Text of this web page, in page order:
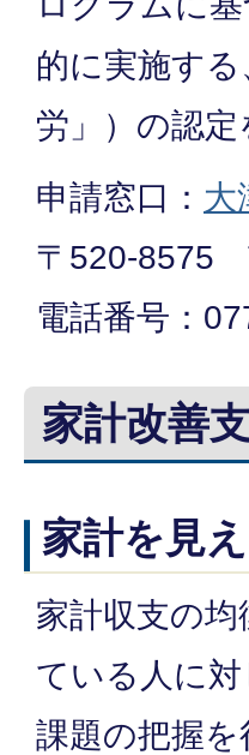
的に実施す
労」）の認定
申請窓口： 大
〒520-8575
電話番号：
家計改善
家計を見
家計収支の
ている人に
課題の把握